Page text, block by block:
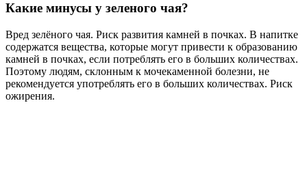
Какие минусы у зеленого чая?
Вред зелёного чая. Риск развития камней в почках. В напитке
содержатся вещества, которые могут привести к образованию
камней в почках, если потреблять его в больших количествах.
Поэтому людям, склонным к мочекаменной болезни, не
рекомендуется употреблять его в больших количествах. Риск
ожирения.